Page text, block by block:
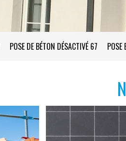
POSE DE BÉTON DÉSACTIVÉ 67 POSE